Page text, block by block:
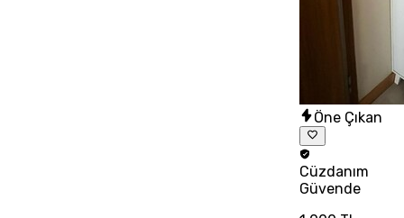
Öne Çıkan
Cüzdanım
Güvende